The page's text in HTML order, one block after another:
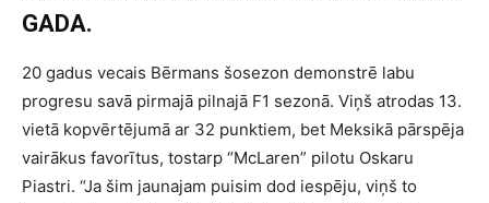
GADA.
20 gadus vecais Bērmans šosezon demonstrē labu
progresu savā pirmajā pilnajā F1 sezonā. Viņš atrodas 13.
vietā kopvērtējumā ar 32 punktiem, bet Meksikā pārspēja
vairākus favorītus, tostarp “McLaren” pilotu Oskaru
Piastri. “Ja šim jaunajam puisim dod iespēju, viņš to